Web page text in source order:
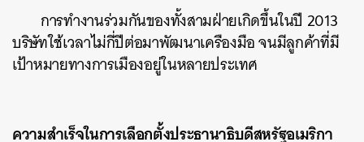
การทำงานร่วมกันของทั้งสามฝ่ายเกิดขึ้นในปี 2013
บริษัทใช้เวลาไม่กี่ปีต่อมาพัฒนาเครืองมือ จนมีลูกค้าที่มี
เป้าหมายทางการเมืองอยู่ในหลายประเทศ
ความสำเร็จในการเลือกตั้งประธานาธิบดีสหรัฐอเมริกา